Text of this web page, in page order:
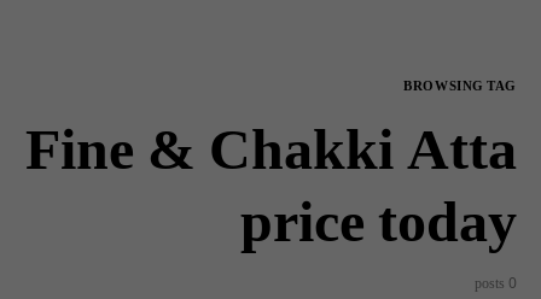
BROWSING TAG
Fine & Chakki Atta
price today
0 posts